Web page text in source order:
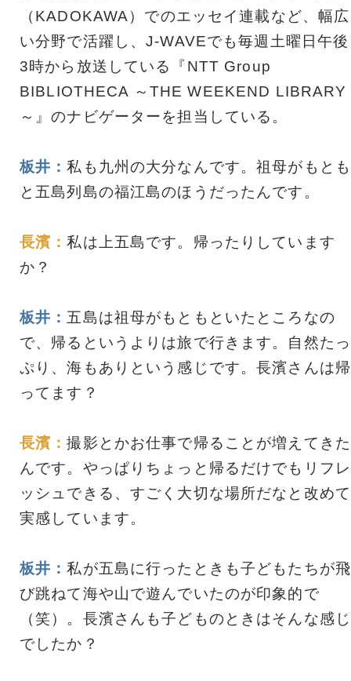
（KADOKAWA）でのエッセイ連載など、幅広
い分野で活躍し、J-WAVEでも毎週土曜日午後
3時から放送している『NTT Group
BIBLIOTHECA ～THE WEEKEND LIBRARY
～』のナビゲーターを担当している。
板井：私も九州の大分なんです。祖母がもとも
と五島列島の福江島のほうだったんです。
長濱：私は上五島です。帰ったりしています
か？
板井： 五島は祖母がもともといたところなの
で、帰るというよりは旅で行きます。自然たっ
ぷり、海もありという感じです。長濱さんは帰
ってます？
長濱：撮影とかお仕事で帰ることが増えてきた
んです。やっぱりちょっと帰るだけでもリフレ
ッシュできる、すごく大切な場所だなと改めて
実感しています。
板井：私が五島に行ったときも子どもたちが飛
び跳ねて海や山で遊んでいたのが印象的で
（笑）。長濱さんも子どものときはそんな感じ
でしたか？